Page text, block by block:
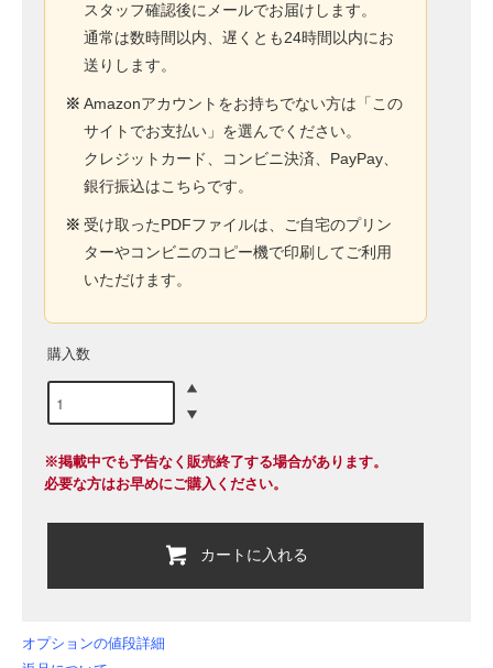
スタッフ確認後にメールでお届けします。
通常は数時間以内、遅くとも24時間以内にお
送りします。
※ Amazonアカウントをお持ちでない方は「この
サイトでお支払い」を選んでください。
クレジットカード、コンビニ決済、PayPay、
銀行振込はこちらです。
※ 受け取ったPDFファイルは、ご自宅のプリン
ターやコンビニのコピー機で印刷してご利用
いただけます。
購入数
※掲載中でも予告なく販売終了する場合があります。
必要な方はお早めにご購入ください。
カートに入れる
オプションの値段詳細